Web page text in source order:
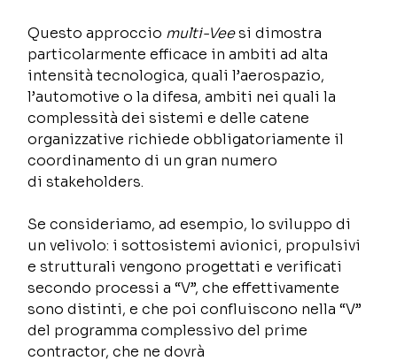
Questo approccio multi-Vee si dimostra
particolarmente efficace in ambiti ad alta
intensità tecnologica, quali l’aerospazio,
l’automotive o la difesa, ambiti nei quali la
complessità dei sistemi e delle catene
organizzative richiede obbligatoriamente il
coordinamento di un gran numero
di stakeholders.
Se consideriamo, ad esempio, lo sviluppo di
un velivolo: i sottosistemi avionici, propulsivi
e strutturali vengono progettati e verificati
secondo processi a “V”, che effettivamente
sono distinti, e che poi confluiscono nella “V”
del programma complessivo del prime
contractor, che ne dovrà